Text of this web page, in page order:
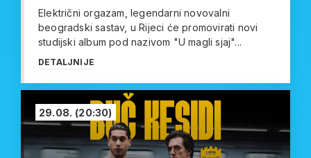
Električni orgazam, legendarni novovalni
beogradski sastav, u Rijeci će promovirati novi
studijski album pod nazivom "U magli sjaj"...
DETALJNIJE
29.08. (20:30)